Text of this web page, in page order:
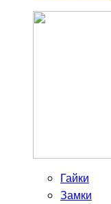
Гайки
Замки